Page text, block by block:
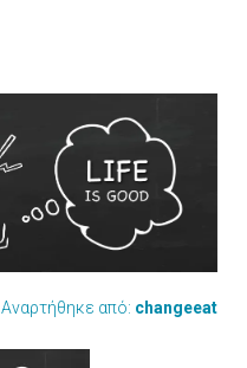
Αναρτήθηκε από: changeeat